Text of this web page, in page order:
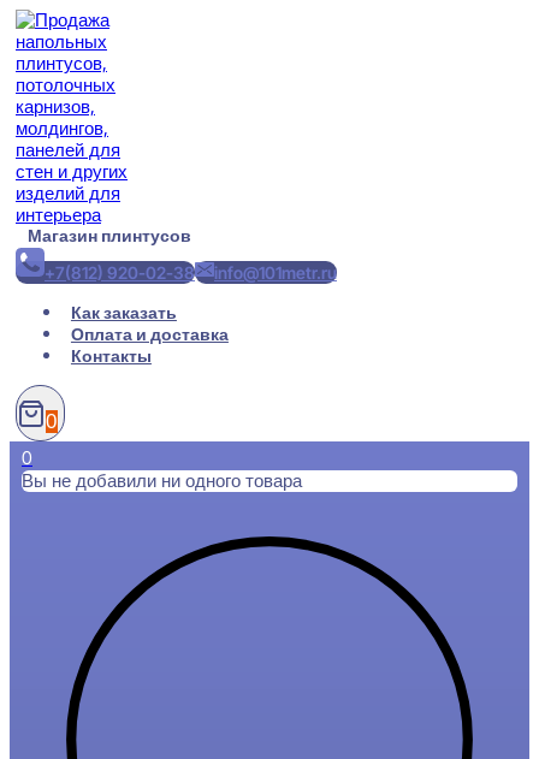
Перейти
содержимому
Магазин плинтусов
+7(812) 920-02-38
info@101metr.ru
Как заказать
Оплата и доставка
Контакты
0
0
Вы не добавили ни одного товара